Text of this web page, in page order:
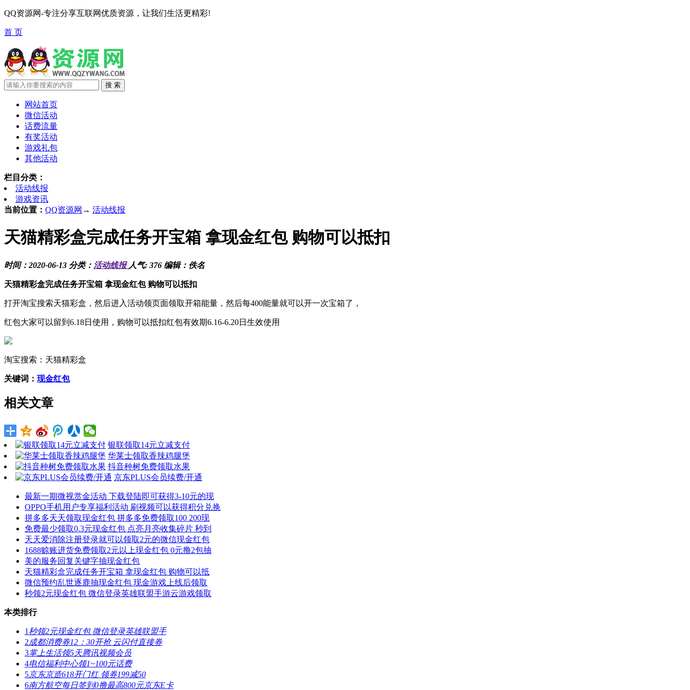
QQ资源网-专注分享互联网优质资源，让我们生活更精彩!
首 页
网站首页
微信活动
话费流量
有奖活动
游戏礼包
其他活动
栏目分类：
活动线报
游戏资讯
当前位置： QQ资源网 → 活动线报
天猫精彩盒完成任务开宝箱 拿现金红包 购物可以抵扣
时间：2020-06-13 分类： 活动线报 人气: 376 编辑：佚名
天猫精彩盒完成任务开宝箱 拿现金红包 购物可以抵扣
打开淘宝搜索天猫彩盒，然后进入活动领页面领取开箱能量，然后每400能量就可以开一次宝箱了，
红包大家可以留到6.18日使用，购物可以抵扣红包有效期6.16-6.20日生效使用
淘宝搜索：天猫精彩盒
关键词： 现金红包
相关文章
银联领取14元立减支付
华莱士领取香辣鸡腿堡
抖音种树免费领取水果
京东PLUS会员续费/开通
最新一期微视赏金活动 下载登陆即可获得3-10元的现
OPPO手机用户专享福利活动 刷视频可以获得积分兑换
拼多多天天领取现金红包 拼多多免费领取100 200现
免费最少领取0.3元现金红包 点亮月亮收集碎片 秒到
天天爱消除注册登录就可以领取2元的微信现金红包
1688赊账进货免费领取2元以上现金红包 0元撸2包抽
美的服务回复关键字抽现金红包
天猫精彩盒完成任务开宝箱 拿现金红包 购物可以抵
微信预约乱世逐鹿抽现金红包 现金游戏上线后领取
秒领2元现金红包 微信登录英雄联盟手游云游戏领取
本类排行
1 秒领2元现金红包 微信登录英雄联盟手
2成都消费券12：30开抢 云闪付直接券
3掌上生活领5天腾讯视频会员
4电信福利中心领1~100元话费
5京东京造618开门红 领券199减50
6南方航空每日签到0撸最高800元京东E卡